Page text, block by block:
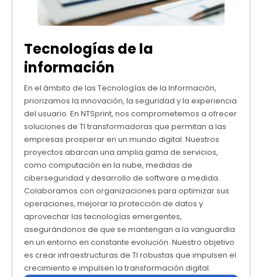
Tecnologías de la
información
En el ámbito de las Tecnologías de la Información,
priorizamos la innovación, la seguridad y la experiencia
del usuario. En NTSprint, nos comprometemos a ofrecer
soluciones de TI transformadoras que permitan a las
empresas prosperar en un mundo digital. Nuestros
proyectos abarcan una amplia gama de servicios,
como computación en la nube, medidas de
ciberseguridad y desarrollo de software a medida.
Colaboramos con organizaciones para optimizar sus
operaciones, mejorar la protección de datos y
aprovechar las tecnologías emergentes,
asegurándonos de que se mantengan a la vanguardia
en un entorno en constante evolución. Nuestro objetivo
es crear infraestructuras de TI robustas que impulsen el
crecimiento e impulsen la transformación digital.